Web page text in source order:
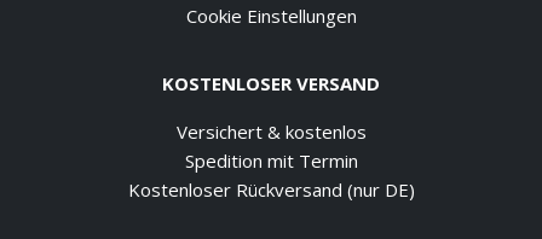
Cookie Einstellungen
KOSTENLOSER VERSAND
Versichert & kostenlos
Spedition mit Termin
Kostenloser Rückversand (nur DE)